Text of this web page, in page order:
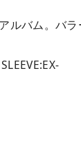
ルバム。バ